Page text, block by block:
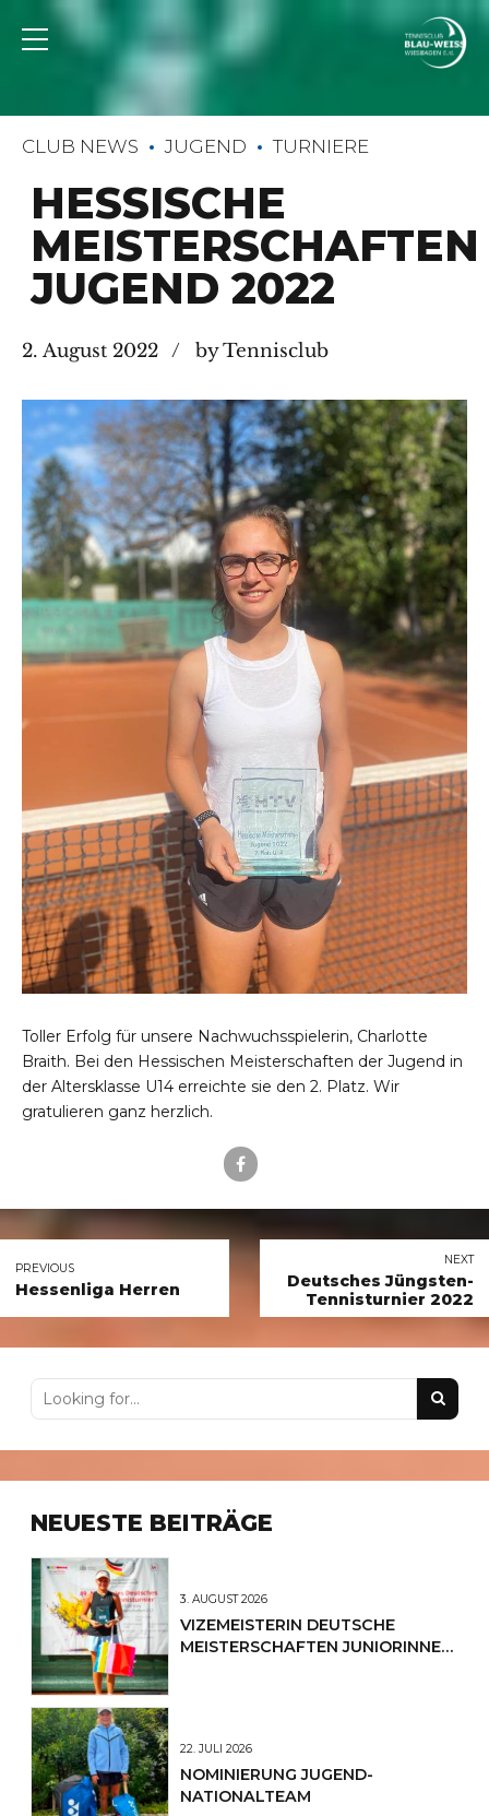
CLUB NEWS JUGEND TURNIERE
HESSISCHE
MEISTERSCHAFTEN
JUGEND 2022
2. August 2022 by Tennisclub
Toller Erfolg für unsere Nachwuchsspielerin, Charlotte
Braith. Bei den Hessischen Meisterschaften der Jugend in
der Altersklasse U14 erreichte sie den 2. Platz. Wir
gratulieren ganz herzlich.
PREVIOUS
Hessenliga Herren
NEXT
Deutsches Jüngsten-
Tennisturnier 2022
NEUESTE BEITRÄGE
3. AUGUST 2026
VIZEMEISTERIN DEUTSCHE
MEISTERSCHAFTEN JUNIORINNEN
22. JULI 2026
NOMINIERUNG JUGEND-
NATIONALTEAM